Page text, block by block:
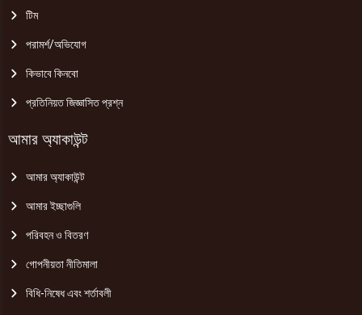
টিম
পরামর্শ/অভিযোগ
কিভাবে কিনবো
প্রতিনিয়ত জিজ্ঞাসিত প্রশ্ন
আমার অ্যাকাউন্ট
আমার অ্যাকাউন্ট
আমার ইচ্ছাগুলি
পরিবহন ও বিতরণ
গোপনীয়তা নীতিমালা
বিধি-নিষেধ এবং শর্তাবলী